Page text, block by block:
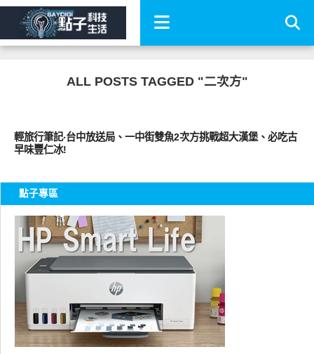
ALL POSTS TAGGED "二次方"
輕旅行筆記‧台中放送局、一中街雙魚2次方挑戰超大漢堡、必吃古
早味豐仁冰!
點子專區